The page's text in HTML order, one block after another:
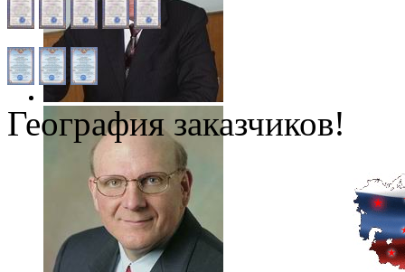
География заказчиков!